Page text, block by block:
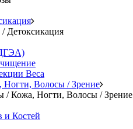
Детоксикация
Веса
Ногти, Волосы / Зрение
/ Кожа, Ногти, Волосы / Зрение
и Костей